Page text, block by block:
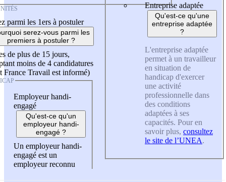
parmi les 1ers à postuler
serez-vous parmi les
premiers à postuler ?
de plus de 15 jours,
moins de 4 candidatures
France Travail est informé)
Employeur handi-
engagé
Qu'est-ce qu'un
employeur handi-
engagé ?
Un employeur handi-
engagé est un
employeur reconnu
Entreprise adaptée
Qu'est-ce qu'une
entreprise adaptée
?
L'entreprise adaptée
permet à un travailleur
en situation de
handicap d'exercer
une activité
professionnelle dans
des conditions
adaptées à ses
capacités. Pour en
savoir plus, consultez
le site de l’UNEA.